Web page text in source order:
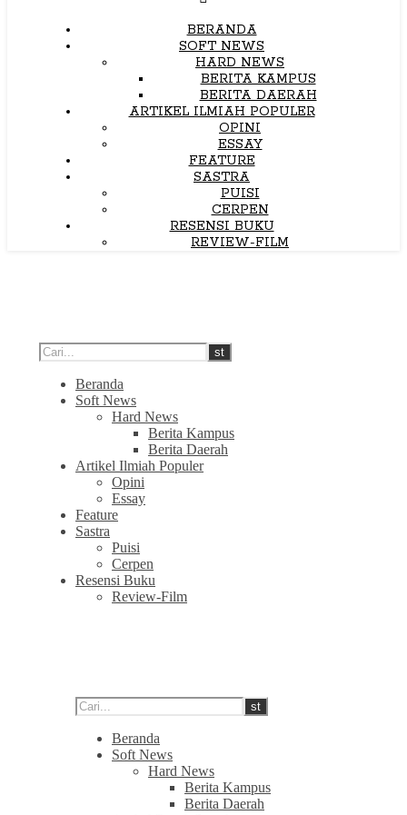
BERANDA
SOFT NEWS
HARD NEWS
BERITA KAMPUS
BERITA DAERAH
ARTIKEL ILMIAH POPULER
OPINI
ESSAY
FEATURE
SASTRA
PUISI
CERPEN
RESENSI BUKU
REVIEW-FILM
Beranda
Soft News
Hard News
Berita Kampus
Berita Daerah
Artikel Ilmiah Populer
Opini
Essay
Feature
Sastra
Puisi
Cerpen
Resensi Buku
Review-Film
Beranda
Soft News
Hard News
Berita Kampus
Berita Daerah